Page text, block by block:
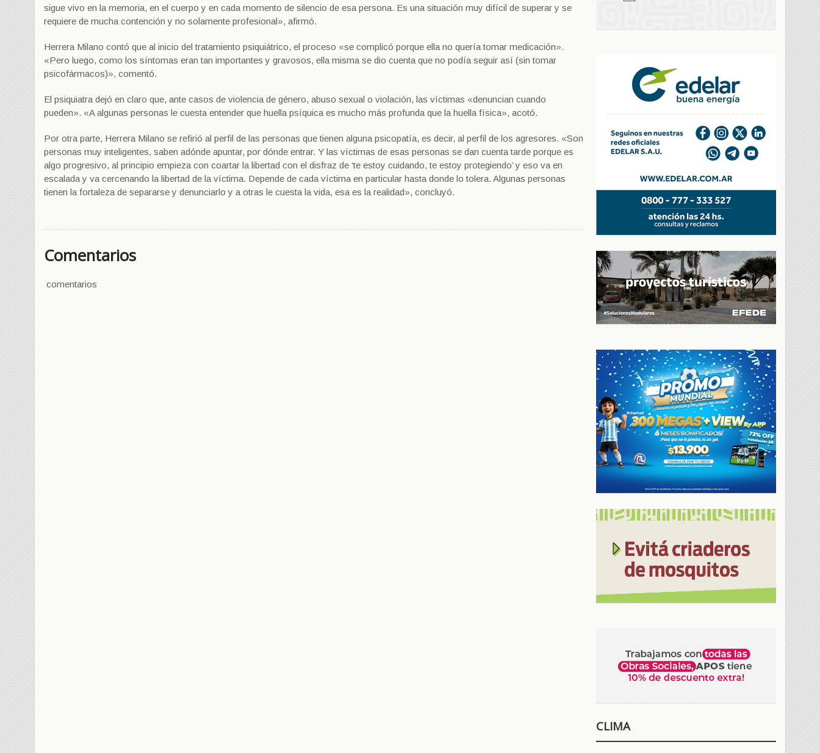
sigue vivo en la memoria, en el cuerpo y en cada momento de silencio de esa persona. Es una situación muy difícil de superar y se
requiere de mucha contención y no solamente profesional», afirmó.
Herrera Milano contó que al inicio del tratamiento psiquiátrico, el proceso «se complicó porque ella no quería tomar medicación».
«Pero luego, como los síntomas eran tan importantes y gravosos, ella misma se dio cuenta que no podía seguir así (sin tomar
psicofármacos)», comentó.
El psiquiatra dejó en claro que, ante casos de violencia de género, abuso sexual o violación, las víctimas «denuncian cuando
pueden». «A algunas personas le cuesta entender que huella psíquica es mucho más profunda que la huella física», acotó.
Por otra parte, Herrera Milano se refirió al perfil de las personas que tienen alguna psicopatía, es decir, al perfil de los agresores. «Son
personas muy inteligentes, saben adónde apuntar, por dónde entrar. Y las víctimas de esas personas se dan cuenta tarde porque es
algo progresivo, al principio empieza con coartar la libertad con el disfraz de ‘te estoy cuidando, te estoy protegiendo’ y eso va en
escalada y va cercenando la libertad de la víctima. Depende de cada víctima en particular hasta donde lo tolera. Algunas personas
tienen la fortaleza de separarse y denunciarlo y a otras le cuesta la vida, esa es la realidad», concluyó.
Comentarios
comentarios
CLIMA